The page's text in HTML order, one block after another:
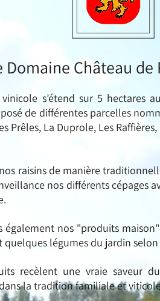
Domaine Château
s’étend sur 5 hectares
de différentes parcelles
Prêles, La Duprole, Les
raisins de manière
nos différents cépages
également nos "produits
quelques légumes du jardin selon
recèlent une vraie saveur
la tradition familiale et